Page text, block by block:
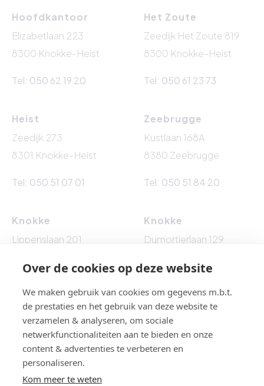
Hoofdkantoor
Elizabetlaan 223
8300 Knokke-Heist
Tel: 050 62 19 20
Het Zoute
Zeedijk Het Zoute 819
8300 Knokke-Heist
Tel: 050 61 23 73
Heist
Zeedijk 273
8301 Knokke-Heist
Tel: 050 51 07 01
Zeebrugge
Kustlaan 168A
8380 Zeebrugge
Tel: 050 51 84 20
Knokke
Lippenslaan 201
Knokke
Dumortierlaan 129
BTW BE 0861.524.009 - BA EN BORGSTELLING : NV AXA
BELGIUM (polisnr. 730.390.160) - Toezichthoudende
autoriteit: Beroepsinstituut van Vastgoedmakelaars,
Luxemburgstraat 16 B te 1000 Brussel, België - Erkend
Over de cookies op deze website
We maken gebruik van cookies om gegevens m.b.t.
de prestaties en het gebruik van deze website te
verzamelen & analyseren, om sociale
netwerkfunctionaliteiten aan te bieden en onze
content & advertenties te verbeteren en
personaliseren.
Kom meer te weten